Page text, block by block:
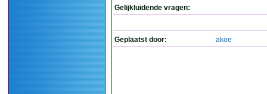
Gelijkluidende vragen:
Geplaatst door: akoe